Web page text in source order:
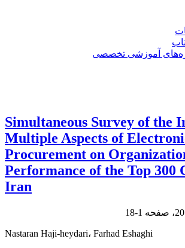
آموزشی تخصصی
Simultaneous Survey of the
Multiple Aspects of
Procurement on
Performance of the Top 300
Iran
1-18
Nastaran Haji-heydari، Farhad Eshaghi